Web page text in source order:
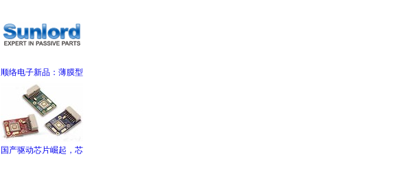
顺络电子新品：薄膜型
国产驱动芯片崛起，芯